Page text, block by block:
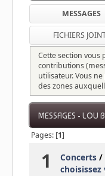
MESSAGES
FICHIERS
Cette section vous
contributions
utilisateur. Vous
des zones
MESSAGES - LOU
Pages: [1]
1 Concerts /
choisissez